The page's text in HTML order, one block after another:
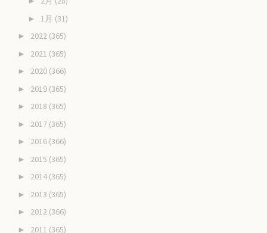
► 1月 (31)
► 2022 (365)
► 2021 (365)
► 2020 (366)
► 2019 (365)
► 2018 (365)
► 2017 (365)
► 2016 (366)
► 2015 (365)
► 2014 (365)
► 2013 (365)
► 2012 (366)
► 2011 (365)